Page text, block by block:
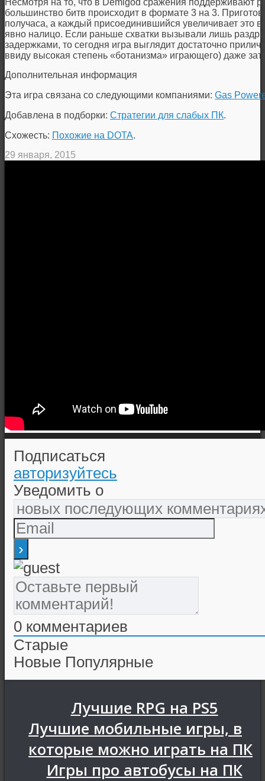
Несмотря на то, что в Demigod сражения поддерживают
большинство битв происходит в формате 3 на 3.
получаса, а каждый присоединившийся увеличивает это
явно налицо. Если раньше схватки вызывали лишь
задержками, то сегодня игра выглядит достаточно
ввиду высокая степень «ботанизма» играющего) даже
Дополнительная информация
Эта игра связана со следующими компаниями: Gas
Добавлена в подборки: Стратегии для слабых ПК.
Схожесть: Похожие на DOTA.
29 января, 2015
Подписаться
авторизуйтесь
Уведомить о
0 комментариев
Старые
Новые Популярные
Лучшие RPG на PS5
Лучшие мобильные игры, в
которые можно играть на ПК
Игры про автобусы на ПК